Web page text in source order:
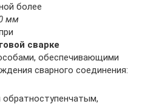
более
мм
сварке
обеспечивающими
сварного соединения: